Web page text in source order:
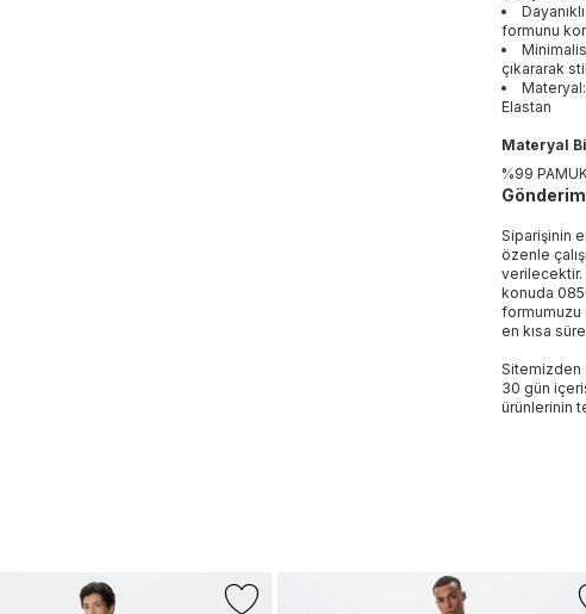
formunu
çıkararak
Elastan
Materyal
%99
Siparişinin
özenle
verilecektir.
konuda
formumuzu
en kısa
Sitemizden
30 gün
ürünlerinin